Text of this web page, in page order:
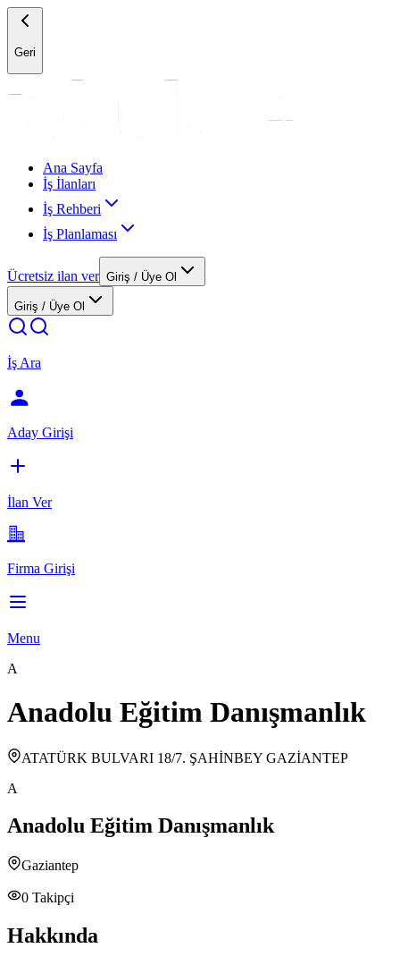
Geri
Ana Sayfa
İş İlanları
İş Rehberi
İş Planlaması
Ücretsiz ilan ver Giriş / Üye Ol
Giriş / Üye Ol
İş Ara
Aday Girişi
İlan Ver
Firma Girişi
Menu
A
Anadolu Eğitim Danışmanlık
ATATÜRK BULVARI 18/7. ŞAHİNBEY GAZİANTEP
A
Anadolu Eğitim Danışmanlık
Gaziantep
0 Takipçi
Hakkında